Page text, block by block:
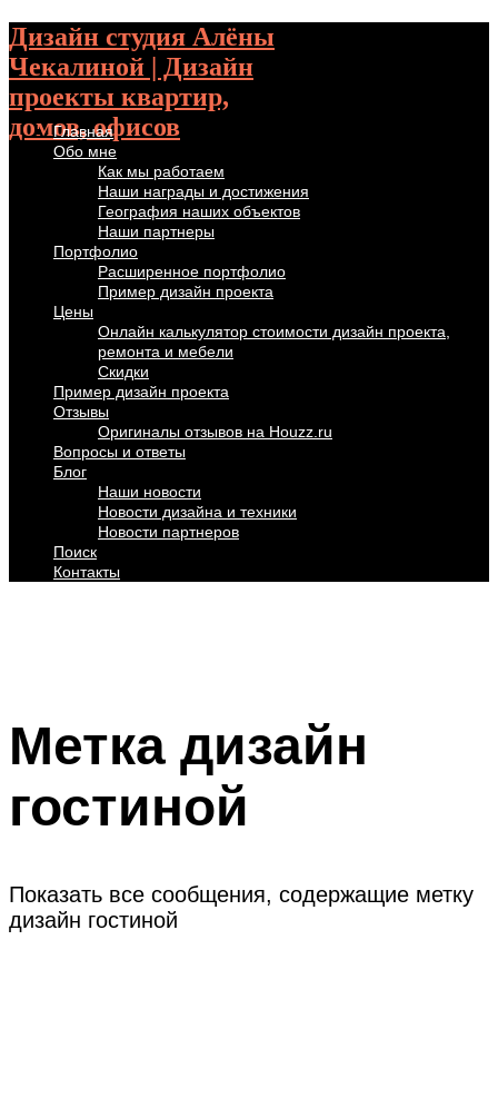
Дизайн студия Алёны
Чекалиной | Дизайн
проекты квартир,
домов, офисов
Главная
Обо мне
Как мы работаем
Наши награды и достижения
География наших объектов
Наши партнеры
Портфолио
Расширенное портфолио
Пример дизайн проекта
Цены
Онлайн калькулятор стоимости дизайн проекта,
ремонта и мебели
Скидки
Пример дизайн проекта
Отзывы
Оригиналы отзывов на Houzz.ru
Вопросы и ответы
Блог
Наши новости
Новости дизайна и техники
Новости партнеров
Поиск
Контакты
Метка дизайн
гостиной
Показать все сообщения, содержащие метку
дизайн гостиной